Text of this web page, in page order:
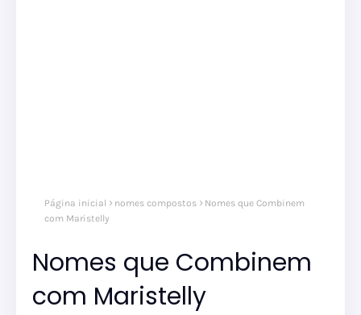
Página inicial nomes compostos
Nomes que Combinem
com Maristelly
Nomes que Combinem
com Maristelly